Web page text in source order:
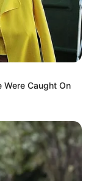
Were Caught On